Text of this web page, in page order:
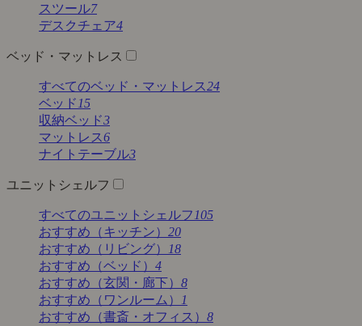
スツール7
デスクチェア4
ベッド・マットレス
すべてのベッド・マットレス24
ベッド 15
収納ベッド3
マットレス6
ナイトテーブル3
ユニットシェルフ
すべてのユニットシェルフ 105
おすすめ（キッチン） 20
おすすめ（リビング）
18
おすすめ（ベッド） 4
おすすめ（玄関・廊下） 8
おすすめ（ワンルーム）
1
おすすめ（書斎・オフィス） 8